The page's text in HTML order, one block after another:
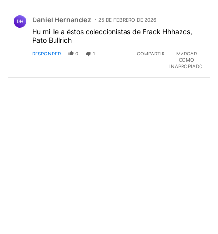
DH Daniel Hernandez 25 DE FEBRERO DE 2026
Hu mi lle a éstos coleccionistas de Frack Hhhazcs,
Pato Bullrich
RESPONDER 0 1 COMPARTIR
MARCAR
COMO
INAPROPIADO